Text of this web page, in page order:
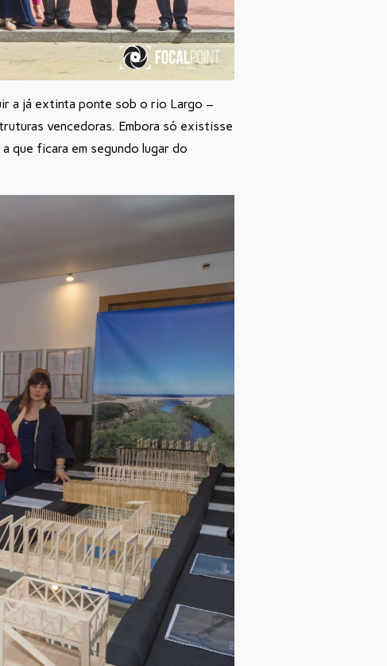
a já extinta ponte sob o rio Largo –
vencedoras. Embora só existisse
que ficara em segundo lugar do